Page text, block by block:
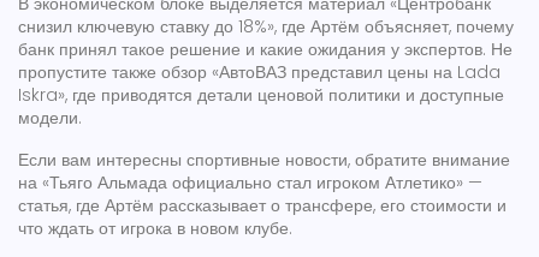
снизил ключевую ставку до 18%», где Артём объясняет, почему
банк принял такое решение и какие ожидания у экспертов. Не
пропустите также обзор «АвтоВАЗ представил цены на Lada
Iskra», где приводятся детали ценовой политики и доступные
модели.
Если вам интересны спортивные новости, обратите внимание
на «Тьяго Альмада официально стал игроком Атлетико» —
статья, где Артём рассказывает о трансфере, его стоимости и
что ждать от игрока в новом клубе.